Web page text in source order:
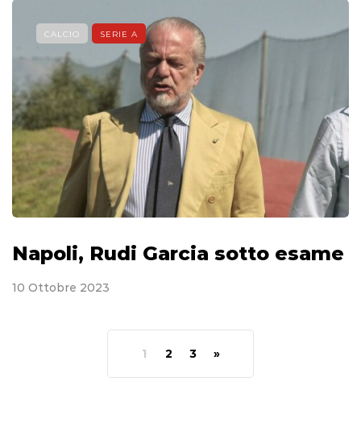
CALCIO SERIE A
Napoli, Rudi Garcia sotto esame
10 Ottobre 2023
1 2 3 »